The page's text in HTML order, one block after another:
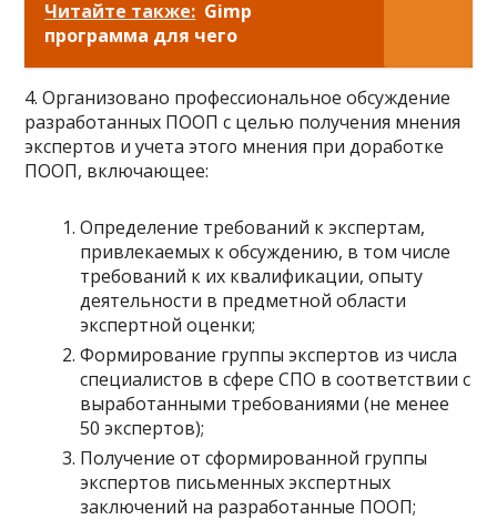
Читайте также: Gimp
программа для чего
4. Организовано профессиональное обсуждение
разработанных ПООП с целью получения мнения
экспертов и учета этого мнения при доработке
ПООП, включающее:
Определение требований к экспертам,
привлекаемых к обсуждению, в том числе
требований к их квалификации, опыту
деятельности в предметной области
экспертной оценки;
Формирование группы экспертов из числа
специалистов в сфере СПО в соответствии с
выработанными требованиями (не менее
50 экспертов);
Получение от сформированной группы
экспертов письменных экспертных
заключений на разработанные ПООП;